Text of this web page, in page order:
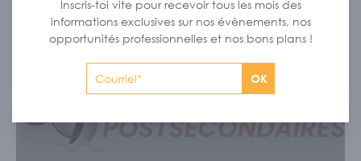
Inscris-toi vite pour recevoir tous les mois des
informations exclusives sur nos évènements, nos
opportunités professionnelles et nos bons plans !
OK